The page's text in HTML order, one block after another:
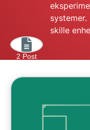
skille
2 Post